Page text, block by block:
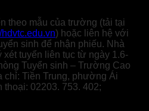
theo mẫu của trường (tải tại
hdvtc.edu.vn) hoặc liên hệ với
sinh để nhận phiếu. Nhà
tuyển liên tục từ ngày 1.6-
Tuyển sinh – Trường Cao
Tiền Trung, phường Ái
02203. 753. 402;